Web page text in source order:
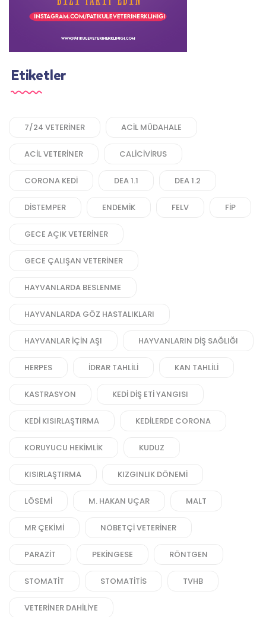
Etiketler
7/24 VETERINER ACIL MÜDAHALE
ACIL VETERINER CALICIVIRUS
CORONA KEDI DEA 1.1 DEA 1.2
DISTEMPER ENDEMIK FELV FIP
GECE AÇIK VETERINER
GECE ÇALIŞAN VETERINER
HAYVANLARDA BESLENME
HAYVANLARDA GÖZ HASTALIKLARI
HAYVANLAR IÇIN AŞI HAYVANLARIN DIŞ SAĞLIĞI
HERPES IDRAR TAHLILI KAN TAHLILI
KASTRASYON KEDI DIŞ ETI YANGISI
KEDI KISIRLAŞTIRMA KEDILERDE CORONA
KORUYUCU HEKIMLIK KUDUZ
KISIRLAŞTIRMA KIZGINLIK DÖNEMI
LÖSEMI M. HAKAN UÇAR MALT
MR ÇEKIMI NÖBETÇI VETERINER
PARAZIT PEKINGESE RÖNTGEN
STOMATIT STOMATITIS TVHB
VETERINER DAHILIYE